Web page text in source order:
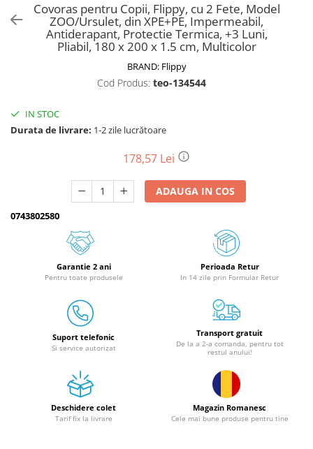
Motoburghie si accesorii
Accesorii motoburghie
Motoburghie
Drujbe, fierastraie electrice
Drujbe cu acumulator
Consumabile drujbe, fierastraie
Unelte electrice busteni
Mori cereale si batoze porumb
Batoze - mori desfacat porumb
Granulatoare
Mori pentru cereale
Mori pentru fructe si legume
Mori pentru furaje si resturi
Motoare granulatoare
Tocatoare furaje si crengi
Tocatoare furaje
Consumabile si acesorii tocatoare
Covoras pentru Copii, Flippy, cu 2 Fete, Model
ZOO/Ursulet, din XPE+PE, Impermeabil,
Antiderapant, Protectie Termica, +3 Luni,
Pliabil, 180 x 200 x 1.5 cm, Multicolor
BRAND: Flippy
Cod Produs: teo-134544
IN STOC
Durata de livrare: 1-2 zile lucrătoare
178,57 Lei
ADAUGA IN COS
0743802580
Garantie 2 ani
Pentru toate produsele
Perioada Retur
In 14 zile prin Formular Retur
Suport telefonic
Si service autorizat
Transport gratuit
De la a 2-a comanda, pentru tot
restul anului!
Deschidere colet
Tarif fix la livrare
Magazin Romanesc
Cele mai bune produse pentru tine